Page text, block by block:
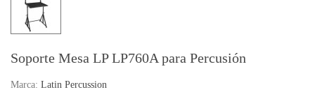
Soporte Mesa LP LP760A para Percusión
Marca: Latin Percussion